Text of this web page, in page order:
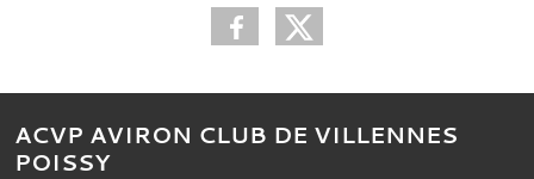
ACVP AVIRON CLUB DE VILLENNES
POISSY